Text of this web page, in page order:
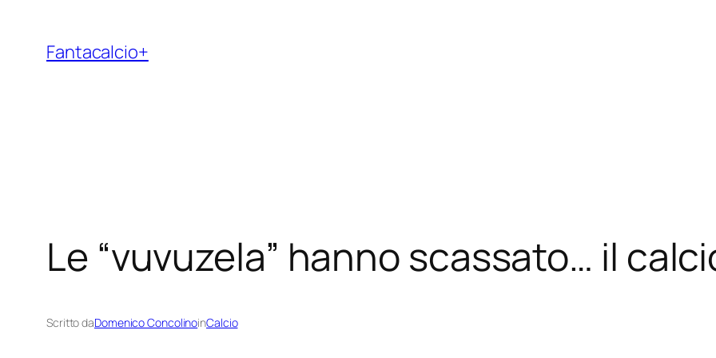
contenuto
Fantacalcio+
Le “vuvuzela” hanno scassato… il
Scritto daDomenico ConcolinoinCalcio